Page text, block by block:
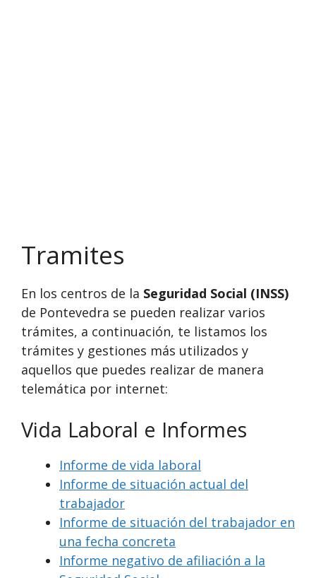
Tramites
En los centros de la Seguridad Social (INSS)
de Pontevedra se pueden realizar varios
trámites, a continuación, te listamos los
trámites y gestiones más utilizados y
aquellos que puedes realizar de manera
telemática por internet:
Vida Laboral e Informes
Informe de vida laboral
Informe de situación actual del
trabajador
Informe de situación del trabajador en
una fecha concreta
Informe negativo de afiliación a la